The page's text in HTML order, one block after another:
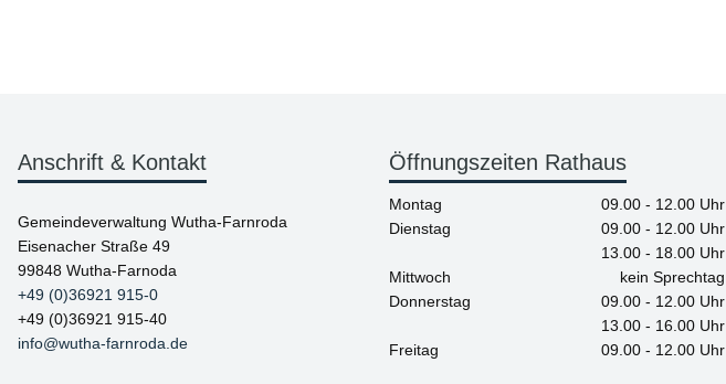
Anschrift & Kontakt
Gemeindeverwaltung Wutha-Farnroda
Eisenacher Straße 49
99848 Wutha-Farnoda
+49 (0)36921 915-0
+49 (0)36921 915-40
info@wutha-farnroda.de
Öffnungszeiten Rathaus
Montag
09.00 - 12.00 Uhr
Dienstag
09.00 - 12.00 Uhr
13.00 - 18.00 Uhr
Mittwoch
kein Sprechtag
Donnerstag
09.00 - 12.00 Uhr
13.00 - 16.00 Uhr
Freitag
09.00 - 12.00 Uhr